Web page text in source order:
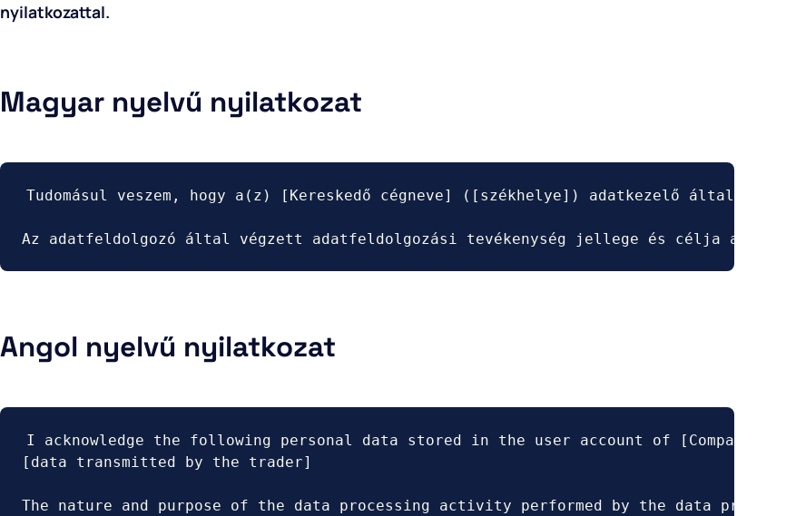
nyilatkozattal.
Magyar nyelvű nyilatkozat
Tudomásul veszem, hogy a(z) [Kereskedő cégneve] ([székhelye]) adatkezelő által
Az adatfeldolgozó által végzett adatfeldolgozási tevékenység jellege és célja a
Angol nyelvű nyilatkozat
I acknowledge the following personal data stored in the user account of [Company
[data transmitted by the trader]
The nature and purpose of the data processing activity performed by the data